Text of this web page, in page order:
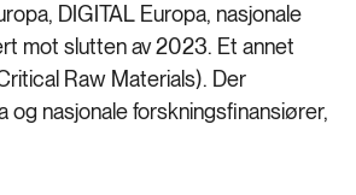
DIGITAL Europa, nasjonale
mot slutten av 2023. Et annet
Raw Materials). Der
nasjonale forskningsfinansiører,